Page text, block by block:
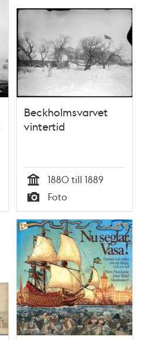
Beckholmsvarvet
vintertid
Tid
1880 till 1889
Typ
Foto